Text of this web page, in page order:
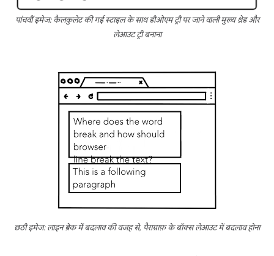
पांचवीं इमेज: कैलकुलेट की गई स्टाइल के साथ डीओएम ट्री पर जाने वाली मुख्य थ्रेड और
लेआउट ट्री बनाना
छठी इमेज: लाइन ब्रेक में बदलाव की वजह से, पैराग्राफ़ के बॉक्स लेआउट में बदलाव होना